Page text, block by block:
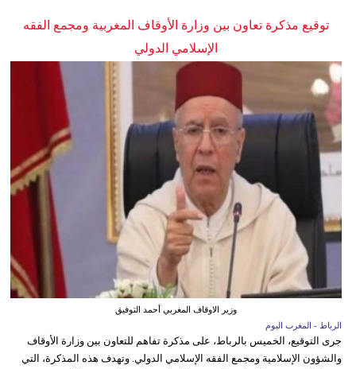
توقيع مذكرة تعاون بين وزارة الأوقاف المغربية ومجمع الفقه
الإسلامي الدولي
وزير الاوقاف المغربي أحمد التوفيق
الرباط - المغرب اليوم
جرى التوقيع، الخميس بالرباط، على مذكرة تفاهم للتعاون بين وزارة الأوقاف
والشؤون الإسلامية ومجمع الفقه الإسلامي الدولي. وتهدف هذه المذكرة، التي